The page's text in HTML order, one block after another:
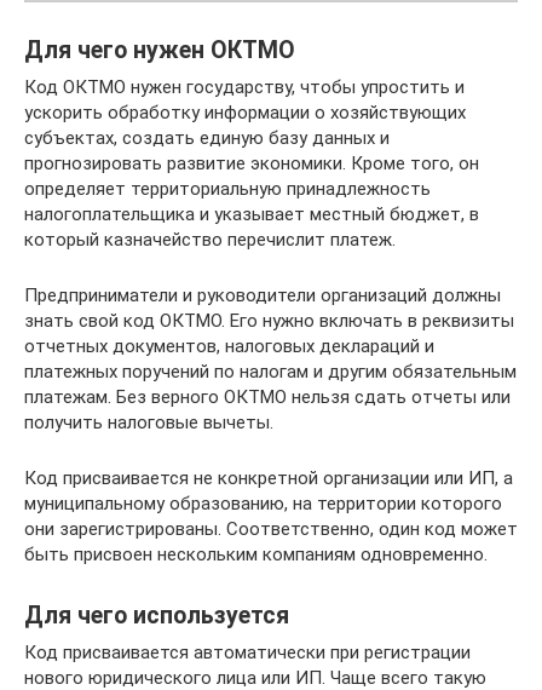
Для чего нужен ОКТМО
Код ОКТМО нужен государству, чтобы упростить и
ускорить обработку информации о хозяйствующих
субъектах, создать единую базу данных и
прогнозировать развитие экономики. Кроме того, он
определяет территориальную принадлежность
налогоплательщика и указывает местный бюджет, в
который казначейство перечислит платеж.
Предприниматели и руководители организаций должны
знать свой код ОКТМО. Его нужно включать в реквизиты
отчетных документов, налоговых деклараций и
платежных поручений по налогам и другим обязательным
платежам. Без верного ОКТМО нельзя сдать отчеты или
получить налоговые вычеты.
Код присваивается не конкретной организации или ИП, а
муниципальному образованию, на территории которого
они зарегистрированы. Соответственно, один код может
быть присвоен нескольким компаниям одновременно.
Для чего используется
Код присваивается автоматически при регистрации
нового юридического лица или ИП. Чаще всего такую